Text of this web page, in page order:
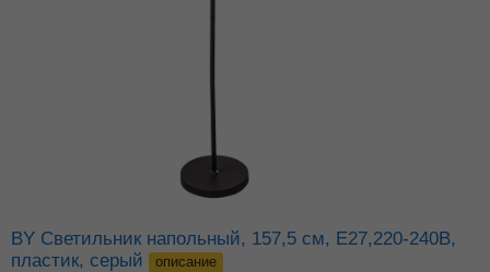
BY Светильник напольный, 157,5 см, E27,220-240В,
пластик, серый
описание